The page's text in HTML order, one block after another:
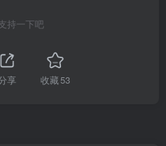
体操服[54P-1V-169.4M]
袍[56P-1V-652M]
持一下吧
享 收藏53